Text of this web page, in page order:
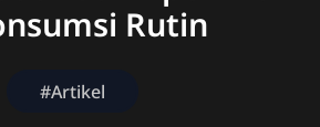
Rutin
#Artikel